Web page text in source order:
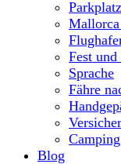
Parkplatz
Fest und
Sprache
Fähre
Blog